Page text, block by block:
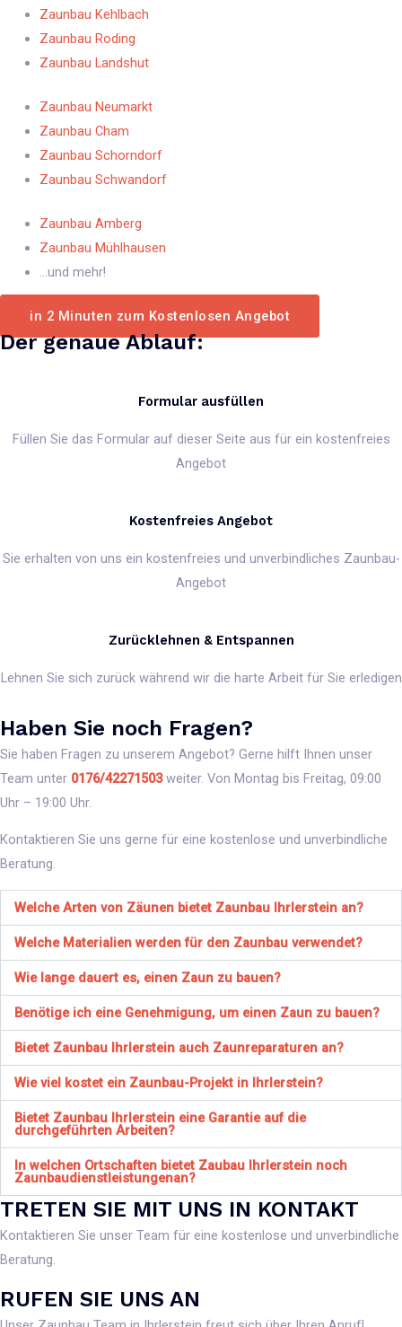
Zaunbau Kehlbach
Zaunbau Roding
Zaunbau Landshut
Zaunbau Neumarkt
Zaunbau Cham
Zaunbau Schorndorf
Zaunbau Schwandorf​
Zaunbau Amberg​
Zaunbau Mühlhausen​
...und mehr!
in 2 Minuten zum Kostenlosen Angebot
Der genaue Ablauf:
Formular ausfüllen
Füllen Sie das Formular auf dieser Seite aus für ein kostenfreies
Angebot
Kostenfreies Angebot
Sie erhalten von uns ein kostenfreies und unverbindliches Zaunbau-
Angebot
Zurücklehnen & Entspannen
Lehnen Sie sich zurück während wir die harte Arbeit für Sie erledigen
Haben Sie noch Fragen?
Sie haben Fragen zu unserem Angebot? Gerne hilft Ihnen unser
Team unter 0176/42271503weiter. Von Montag bis Freitag, 09:00
Uhr – 19:00 Uhr.
Kontaktieren Sie uns gerne für eine kostenlose und unverbindliche
Beratung.
Welche Arten von Zäunen bietet Zaunbau Ihrlerstein an?
Welche Materialien werden für den Zaunbau verwendet?
Wie lange dauert es, einen Zaun zu bauen?
Benötige ich eine Genehmigung, um einen Zaun zu bauen?
Bietet Zaunbau Ihrlerstein auch Zaunreparaturen an?
Wie viel kostet ein Zaunbau-Projekt in Ihrlerstein?
Bietet Zaunbau Ihrlerstein eine Garantie auf die
durchgeführten Arbeiten?
In welchen Ortschaften bietet Zaubau Ihrlerstein noch
Zaunbaudienstleistungenan?
TRETEN SIE MIT UNS IN KONTAKT
Kontaktieren Sie unser Team für eine kostenlose und unverbindliche
Beratung.
RUFEN SIE UNS AN